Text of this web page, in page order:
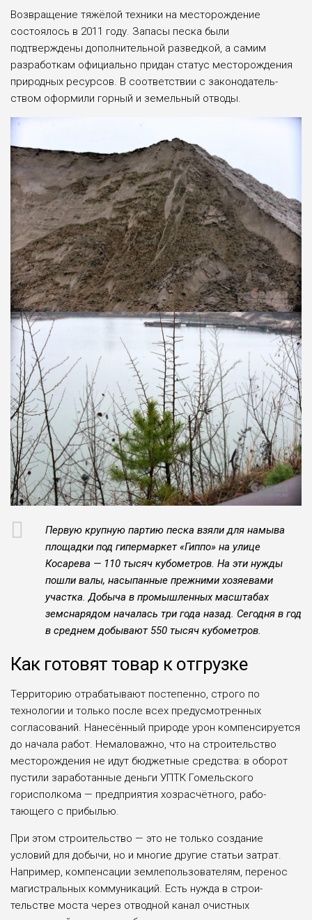
Возвращение тяжёлой техники на месторожде­ние
состоялось в 2011 го­ду. Запасы песка были
подтверждены дополни­тельной разведкой, а са­мим
разработкам офи­циально придан статус месторождения
природ­ных ресурсов. В соот­ветствии с законодатель­
ством оформили горный и земельный отводы.
Первую крупную пар­тию песка взяли для на­мыва
площадки под гипермаркет «Гиппо» на улице
Косарева — 110 тысяч кубометров. На эти нужды
пошли валы, насы­панные прежними хозяе­вами
участка. Добыча в промышленных масшта­бах
земснарядом началась три года назад. Сегодня в год
в среднем добыва­ют 550 тысяч кубометров.
Как готовят товар к отгрузке
Территорию отрабаты­вают постепенно, строго по
технологии и только после всех предусмотрен­ных
согласований. Нане­сённый природе урон ком­пенсируется
до начала ра­бот. Немаловажно, что на строительство
месторож­дения не идут бюджетные средства: в оборот
пусти­ли заработанные деньги УПТК Гомельского
горисполкома — предприя­тия хозрасчётного, рабо­
тающего с прибылью.
При этом строитель­ство — это не только соз­дание
условий для добы­чи, но и многие другие статьи затрат.
Например, компенсации землеполь­зователям, перенос
ма­гистральных коммуника­ций. Есть нужда в строи­
тельстве моста через от­водной канал очистных